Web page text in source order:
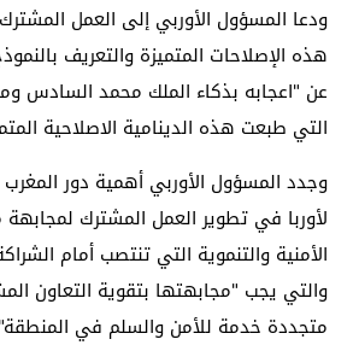
ودعا المسؤول الأوربي إلى العمل
هذه الإصلاحات المتميزة والتعريف
عن "اعجابه بذكاء الملك محمد السادس
التي طبعت هذه الدينامية الاصلاحية
وجدد المسؤول الأوربي أهمية دور
لأوربا في تطوير العمل المشترك
الأمنية والتنموية التي تنتصب أمام
والتي يجب "مجابهتها بتقوية التعاون
متجددة خدمة للأمن والسلم في